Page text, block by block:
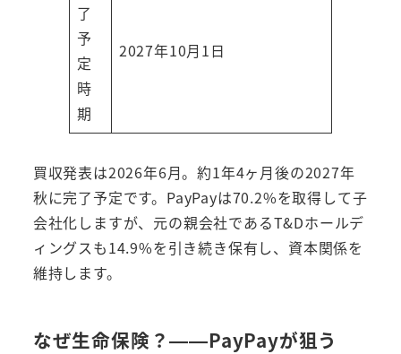
了
予
定
時
期
2027年10月1日
買収発表は2026年6月。約1年4ヶ月後の2027年
秋に完了予定です。PayPayは70.2%を取得して子
会社化しますが、元の親会社であるT&Dホールデ
ィングスも14.9%を引き続き保有し、資本関係を
維持します。
なぜ生命保険？——PayPayが狙う